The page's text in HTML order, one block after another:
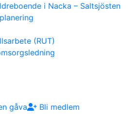
i Nacka – Saltsjösten
(RUT)
gåva Bli medlem